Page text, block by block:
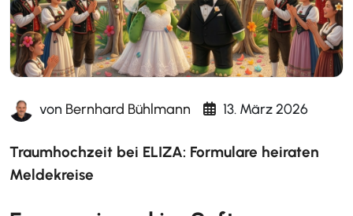
von Bernhard Bühlmann 13. März 2026
Traumhochzeit bei ELIZA: Formulare heiraten
Meldekreise